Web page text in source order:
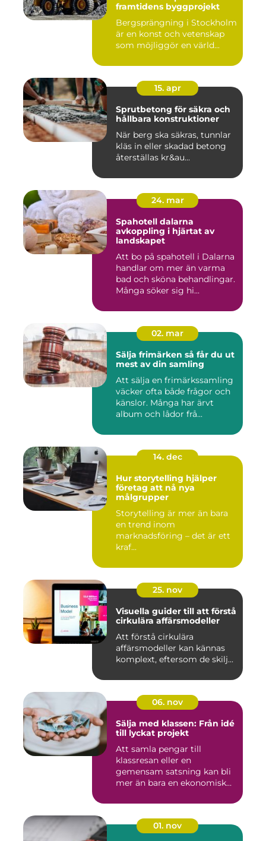
framtidens byggprojekt
Bergsprängning i Stockholm
är en konst och vetenskap
som möjliggör en värld...
15. apr
Sprutbetong för säkra och
hållbara konstruktioner
När berg ska säkras, tunnlar
kläs in eller skadad betong
återställas kr&au...
24. mar
Spahotell dalarna
avkoppling i hjärtat av
landskapet
Att bo på spahotell i Dalarna
handlar om mer än varma
bad och sköna behandlingar.
Många söker sig hi...
02. mar
Sälja frimärken så får du ut
mest av din samling
Att sälja en frimärkssamling
väcker ofta både frågor och
känslor. Många har ärvt
album och lådor frå...
14. dec
Hur storytelling hjälper
företag att nå nya
målgrupper
Storytelling är mer än bara
en trend inom
marknadsföring – det är ett
kraf...
25. nov
Visuella guider till att förstå
cirkulära affärsmodeller
Att förstå cirkulära
affärsmodeller kan kännas
komplext, eftersom de skilj...
06. nov
Sälja med klassen: Från idé
till lyckat projekt
Att samla pengar till
klassresan eller en
gemensam satsning kan bli
mer än bara en ekonomisk
01. nov